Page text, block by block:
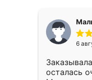
6
осталась